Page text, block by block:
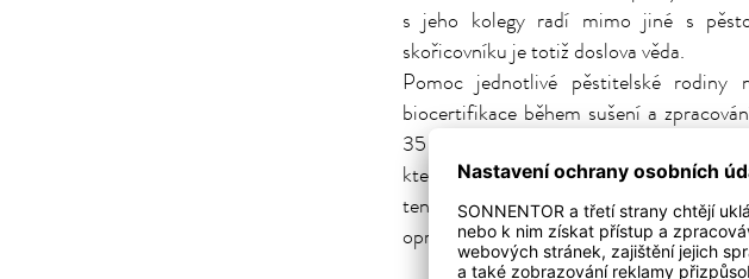
s jeho kolegy radí mimo jiné s
skořicovníku je totiž doslova věda.
Pomoc jednotlivé pěstitelské rodiny
biocertifikace během sušení a
35 šikovných párů rukou, které
kterou Cleopa sám postavil. Dokonce
ten, se kterým bylinky řeže jeden z
opravdu malý a šikovné věci se šíří